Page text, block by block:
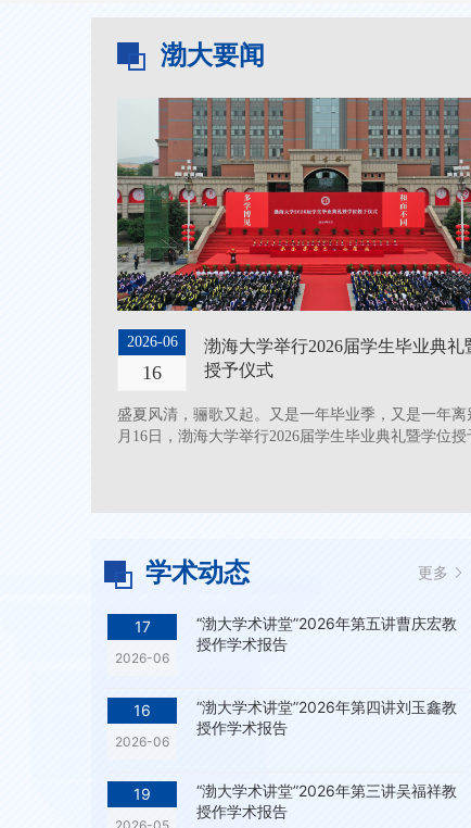
渤大要闻
2026-06
16
渤海大学举行2026届学生毕业典礼
授予仪式
盛夏风清，骊歌又起。又是一年毕业季，又是一年离
月16日，渤海大学举行2026届学生毕业典礼暨学位授
学术动态 更多
17
2026-06
“渤大学术讲堂”2026年第五讲曹庆宏教
授作学术报告
16
2026-06
“渤大学术讲堂”2026年第四讲刘玉鑫教
授作学术报告
19
“渤大学术讲堂”2026年第三讲吴福祥教
授作学术报告